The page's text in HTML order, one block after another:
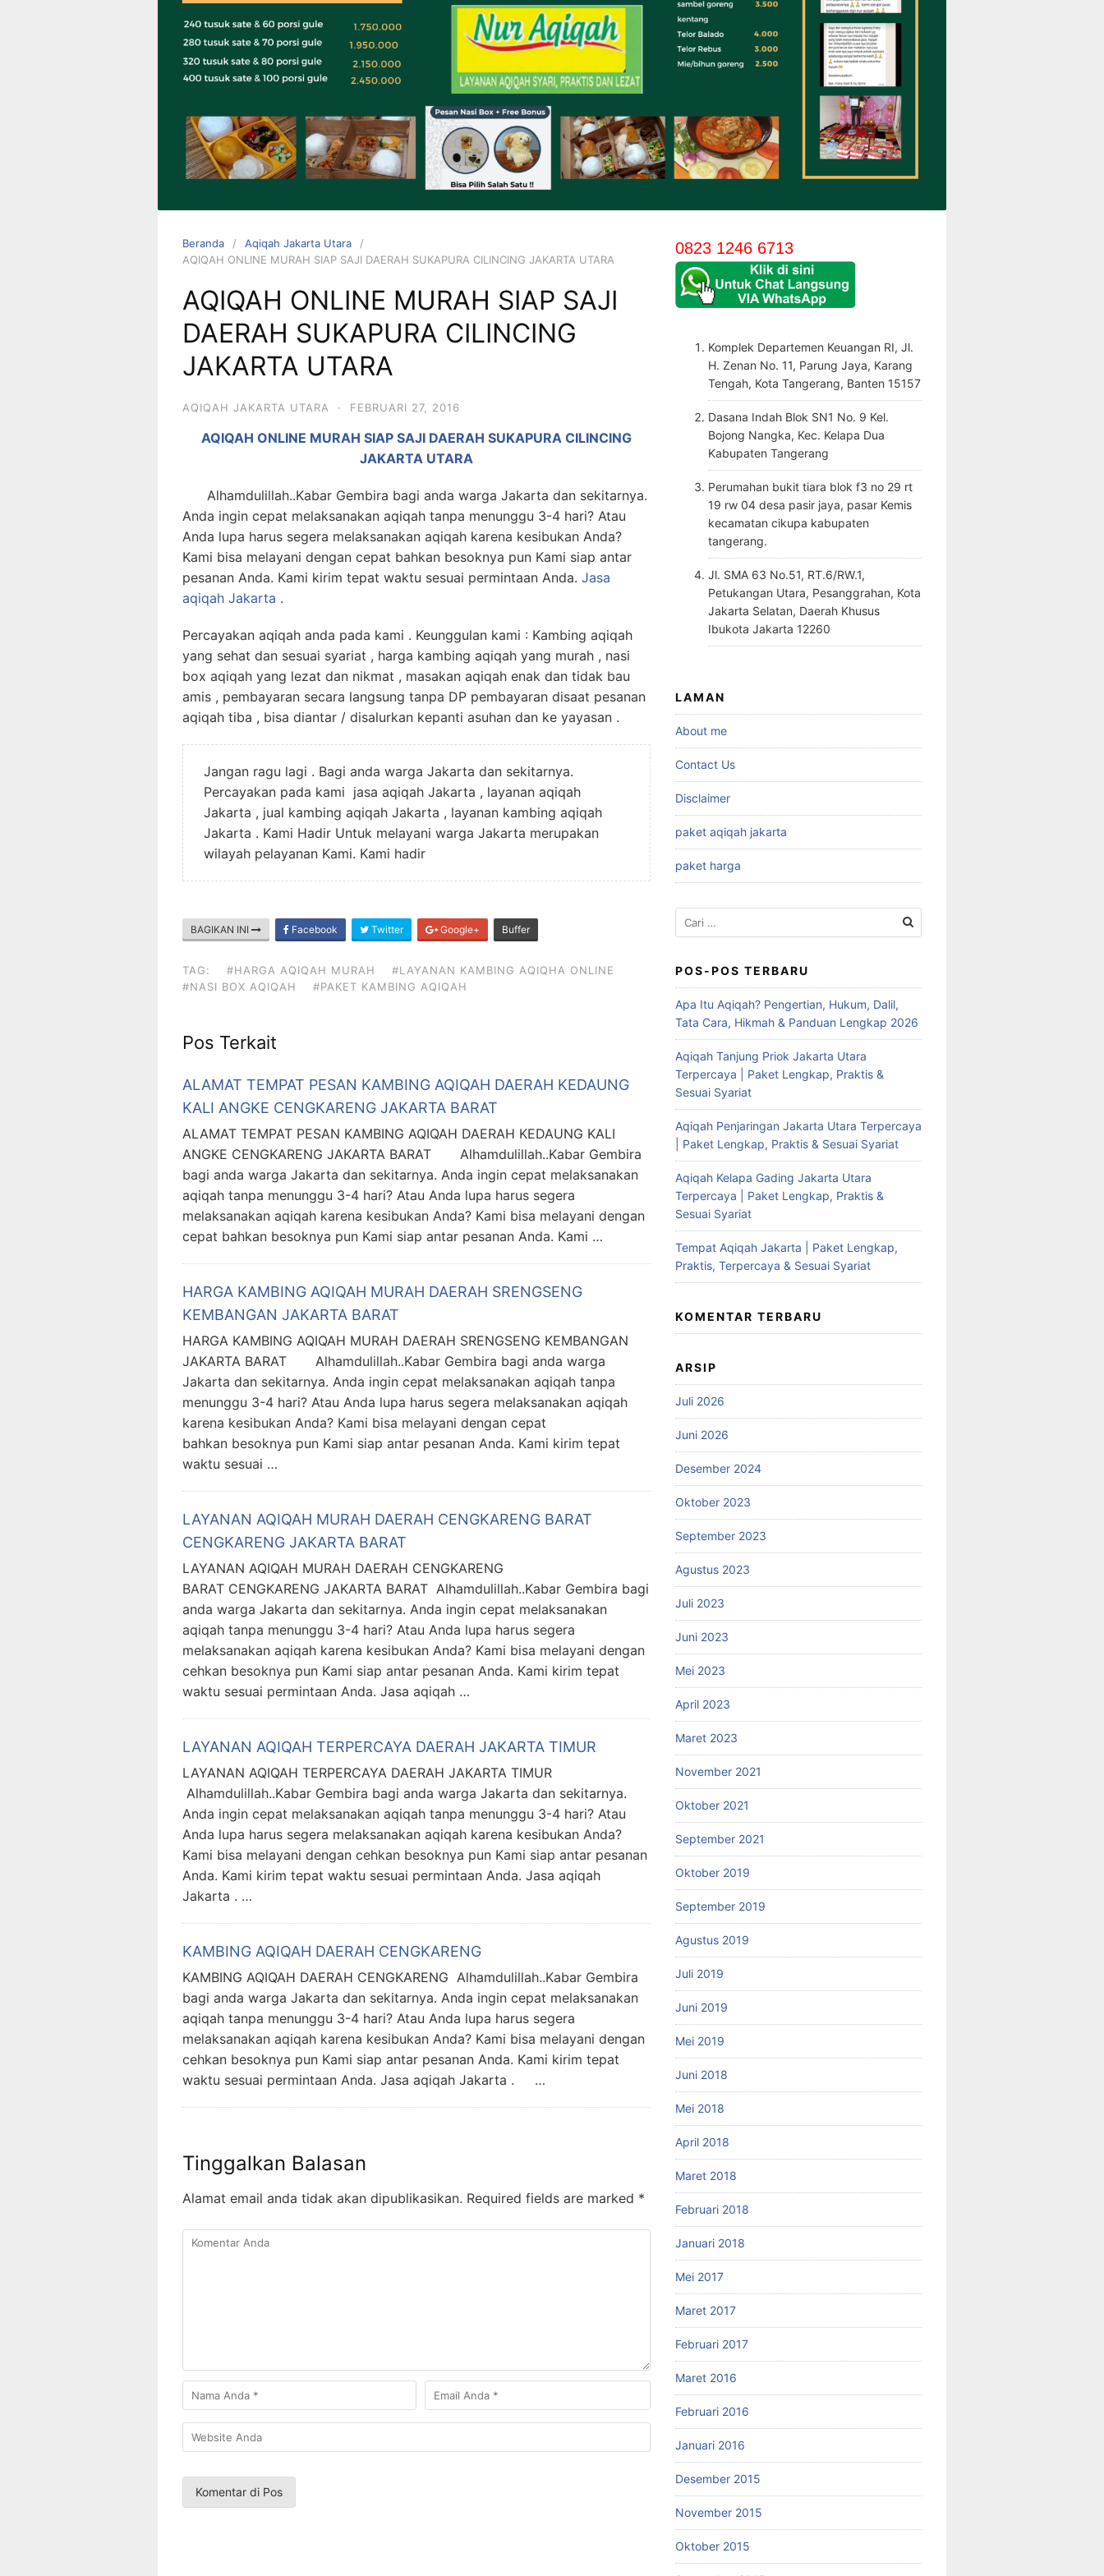
0823 1246
6713
Beranda
Aqiqah Jakarta Utara
AQIQAH ONLINE MURAH SIAP SAJI DAERAH SUKAPURA CILINCING JAKARTA UTARA
AQIQAH ONLINE MURAH SIAP SAJI
DAERAH SUKAPURA CILINCING
JAKARTA UTARA
AQIQAH JAKARTA UTARA · FEBRUARI 27, 2016
AQIQAH ONLINE MURAH SIAP SAJI DAERAH SUKAPURA CILINCING
JAKARTA UTARA
Alhamdulillah..Kabar Gembira bagi anda warga Jakarta dan sekitarnya.
Anda ingin cepat melaksanakan aqiqah tanpa menunggu 3-4 hari? Atau
Anda lupa harus segera melaksanakan aqiqah karena kesibukan Anda?
Kami bisa melayani dengan cepat bahkan besoknya pun Kami siap antar
pesanan Anda. Kami kirim tepat waktu sesuai permintaan Anda. Jasa
aqiqah Jakarta .
Percayakan aqiqah anda pada kami . Keunggulan kami : Kambing aqiqah
yang sehat dan sesuai syariat , harga kambing aqiqah yang murah , nasi
box aqiqah yang lezat dan nikmat , masakan aqiqah enak dan tidak bau
amis , pembayaran secara langsung tanpa DP pembayaran disaat pesanan
aqiqah tiba , bisa diantar / disalurkan kepanti asuhan dan ke yayasan .
Jangan ragu lagi . Bagi anda warga Jakarta dan sekitarnya.
Percayakan pada kami jasa aqiqah Jakarta , layanan aqiqah
Jakarta , jual kambing aqiqah Jakarta , layanan kambing aqiqah
Jakarta . Kami Hadir Untuk melayani warga Jakarta merupakan
wilayah pelayanan Kami. Kami hadir
BAGIKAN INI Facebook Twitter Google+ Buffer
TAG: #HARGA AQIQAH MURAH
#LAYANAN KAMBING AQIQHA ONLINE
#NASI BOX AQIQAH
#PAKET KAMBING AQIQAH
Pos Terkait
ALAMAT TEMPAT PESAN KAMBING AQIQAH DAERAH KEDAUNG
KALI ANGKE CENGKARENG JAKARTA BARAT
ALAMAT TEMPAT PESAN KAMBING AQIQAH DAERAH KEDAUNG KALI
ANGKE CENGKARENG JAKARTA BARAT Alhamdulillah..Kabar Gembira
bagi anda warga Jakarta dan sekitarnya. Anda ingin cepat melaksanakan
aqiqah tanpa menunggu 3-4 hari? Atau Anda lupa harus segera
melaksanakan aqiqah karena kesibukan Anda? Kami bisa melayani dengan
cepat bahkan besoknya pun Kami siap antar pesanan Anda. Kami …
HARGA KAMBING AQIQAH MURAH DAERAH SRENGSENG
KEMBANGAN JAKARTA BARAT
HARGA KAMBING AQIQAH MURAH DAERAH SRENGSENG KEMBANGAN
JAKARTA BARAT Alhamdulillah..Kabar Gembira bagi anda warga
Jakarta dan sekitarnya. Anda ingin cepat melaksanakan aqiqah tanpa
menunggu 3-4 hari? Atau Anda lupa harus segera melaksanakan aqiqah
karena kesibukan Anda? Kami bisa melayani dengan cepat
bahkan besoknya pun Kami siap antar pesanan Anda. Kami kirim tepat
waktu sesuai …
LAYANAN AQIQAH MURAH DAERAH CENGKARENG BARAT
CENGKARENG JAKARTA BARAT
LAYANAN AQIQAH MURAH DAERAH CENGKARENG
BARAT CENGKARENG JAKARTA BARAT Alhamdulillah..Kabar Gembira bagi
anda warga Jakarta dan sekitarnya. Anda ingin cepat melaksanakan
aqiqah tanpa menunggu 3-4 hari? Atau Anda lupa harus segera
melaksanakan aqiqah karena kesibukan Anda? Kami bisa melayani dengan
cehkan besoknya pun Kami siap antar pesanan Anda. Kami kirim tepat
waktu sesuai permintaan Anda. Jasa aqiqah …
LAYANAN AQIQAH TERPERCAYA DAERAH JAKARTA TIMUR
LAYANAN AQIQAH TERPERCAYA DAERAH JAKARTA TIMUR
Alhamdulillah..Kabar Gembira bagi anda warga Jakarta dan sekitarnya.
Anda ingin cepat melaksanakan aqiqah tanpa menunggu 3-4 hari? Atau
Anda lupa harus segera melaksanakan aqiqah karena kesibukan Anda?
Kami bisa melayani dengan cehkan besoknya pun Kami siap antar pesanan
Anda. Kami kirim tepat waktu sesuai permintaan Anda. Jasa aqiqah
Jakarta . …
KAMBING AQIQAH DAERAH CENGKARENG
KAMBING AQIQAH DAERAH CENGKARENG Alhamdulillah..Kabar Gembira
bagi anda warga Jakarta dan sekitarnya. Anda ingin cepat melaksanakan
aqiqah tanpa menunggu 3-4 hari? Atau Anda lupa harus segera
melaksanakan aqiqah karena kesibukan Anda? Kami bisa melayani dengan
cehkan besoknya pun Kami siap antar pesanan Anda. Kami kirim tepat
waktu sesuai permintaan Anda. Jasa aqiqah Jakarta . …
Tinggalkan Balasan
Alamat email anda tidak akan dipublikasikan. Required fields are marked *
0823 1246 6713
Komplek Departemen Keuangan RI, Jl.
H. Zenan No. 11, Parung Jaya, Karang
Tengah, Kota Tangerang, Banten 15157
Dasana Indah Blok SN1 No. 9 Kel.
Bojong Nangka, Kec. Kelapa Dua
Kabupaten Tangerang
Perumahan bukit tiara blok f3 no 29 rt
19 rw 04 desa pasir jaya, pasar Kemis
kecamatan cikupa kabupaten
tangerang.
Jl. SMA 63 No.51, RT.6/RW.1,
Petukangan Utara, Pesanggrahan, Kota
Jakarta Selatan, Daerah Khusus
Ibukota Jakarta 12260
LAMAN
About me
Contact Us
Disclaimer
paket aqiqah jakarta
paket harga
Cari
untuk:
POS-POS TERBARU
Apa Itu Aqiqah? Pengertian, Hukum, Dalil,
Tata Cara, Hikmah & Panduan Lengkap 2026
Aqiqah Tanjung Priok Jakarta Utara
Terpercaya | Paket Lengkap, Praktis &
Sesuai Syariat
Aqiqah Penjaringan Jakarta Utara Terpercaya
| Paket Lengkap, Praktis & Sesuai Syariat
Aqiqah Kelapa Gading Jakarta Utara
Terpercaya | Paket Lengkap, Praktis &
Sesuai Syariat
Tempat Aqiqah Jakarta | Paket Lengkap,
Praktis, Terpercaya & Sesuai Syariat
KOMENTAR TERBARU
ARSIP
Juli 2026
Juni 2026
Desember 2024
Oktober 2023
September 2023
Agustus 2023
Juli 2023
Juni 2023
Mei 2023
April 2023
Maret 2023
November 2021
Oktober 2021
September 2021
Oktober 2019
September 2019
Agustus 2019
Juli 2019
Juni 2019
Mei 2019
Juni 2018
Mei 2018
April 2018
Maret 2018
Februari 2018
Januari 2018
Mei 2017
Maret 2017
Februari 2017
Maret 2016
Februari 2016
Januari 2016
Desember 2015
November 2015
Oktober 2015